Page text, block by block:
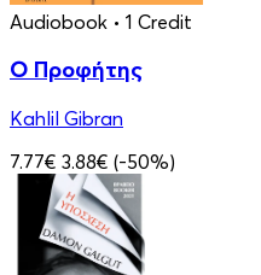
Audiobook • 1 Credit
Ο Προφήτης
Kahlil Gibran
7.77€ 3.88€ (-50%)